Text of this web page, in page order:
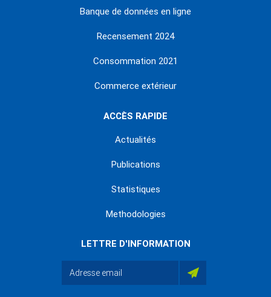
Banque de données en ligne
Recensement 2024
Consommation 2021
Commerce extérieur
ACCÈS RAPIDE
Actualités
Publications
Statistiques
Methodologies
LETTRE D'INFORMATION